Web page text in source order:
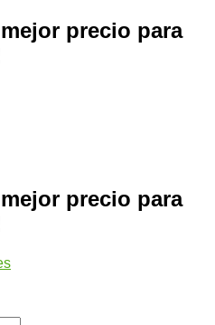
precio para
precio para